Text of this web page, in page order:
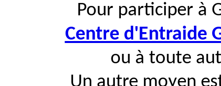
Pour participer à
Centre d'Entraide
ou à toute